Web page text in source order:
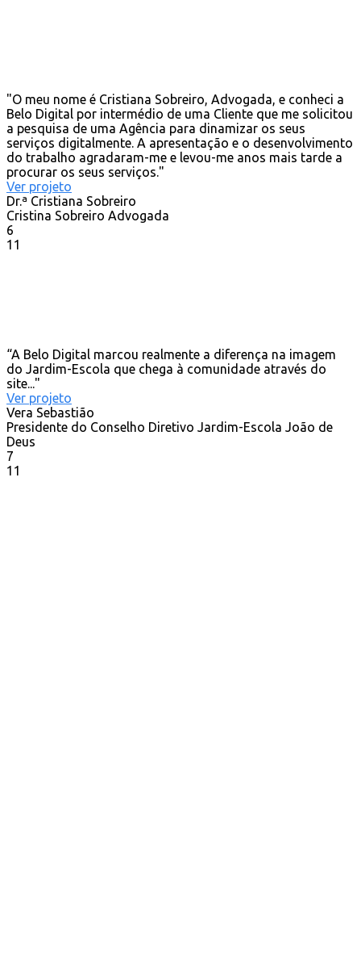
"O meu nome é Cristiana Sobreiro, Advogada, e conheci a
Belo Digital por intermédio de uma Cliente que me solicitou
a pesquisa de uma Agência para dinamizar os seus
serviços digitalmente. A apresentação e o desenvolvimento
do trabalho agradaram-me e levou-me anos mais tarde a
procurar os seus serviços."
Ver projeto
Dr.ª Cristiana Sobreiro
Cristina Sobreiro Advogada
6
11
“A Belo Digital marcou realmente a diferença na imagem
do Jardim-Escola que chega à comunidade através do
site..."
Ver projeto
Vera Sebastião
Presidente do Conselho Diretivo Jardim-Escola João de
Deus
7
11